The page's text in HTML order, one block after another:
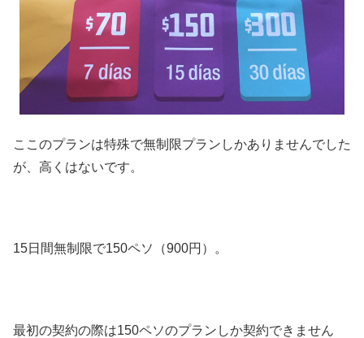
ここのプランは特殊で無制限プランしかありませんでした
が、高くはないです。
15日間無制限で150ペソ（900円）。
最初の契約の際は150ペソのプランしか契約できません